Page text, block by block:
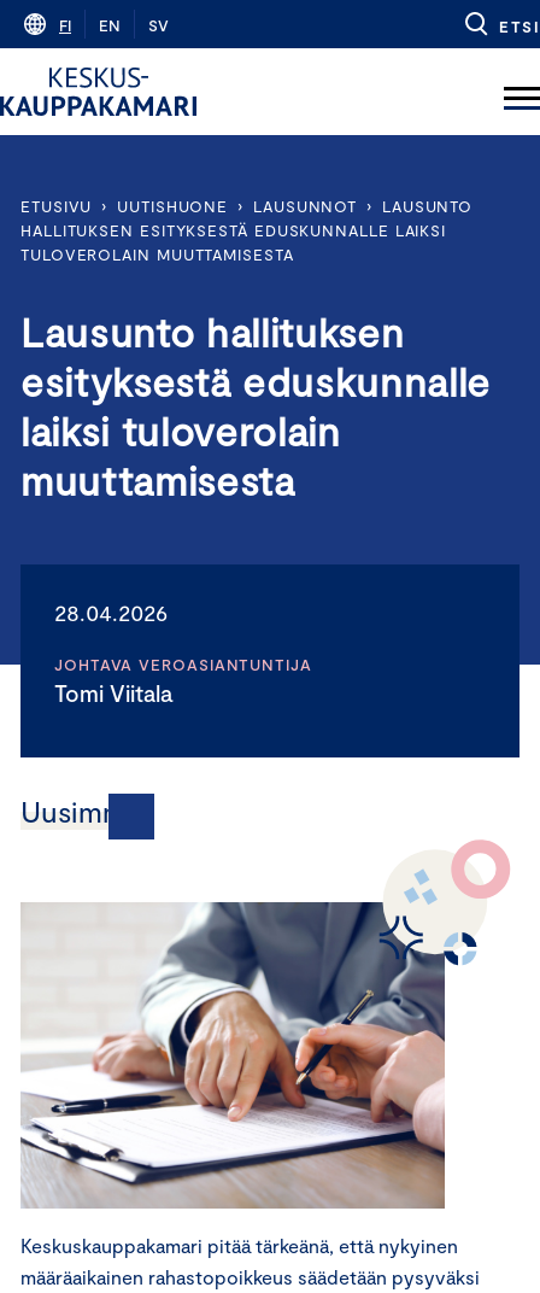
Skip
content
FI EN SV ETSI
ETUSIVU › UUTISHUONE › LAUSUNNOT ›
LAUSUNTO
HALLITUKSEN ESITYKSESTÄ EDUSKUNNALLE LAIKSI
TULOVEROLAIN MUUTTAMISESTA
Lausunto hallituksen
esityksestä eduskunnalle
laiksi tuloverolain
muuttamisesta
28.04.2026
JOHTAVA VEROASIANTUNTIJA
Tomi Viitala
Uusimmat
Keskuskauppakamari pitää tärkeänä, että nykyinen
määräaikainen rahastopoikkeus säädetään pysyväksi